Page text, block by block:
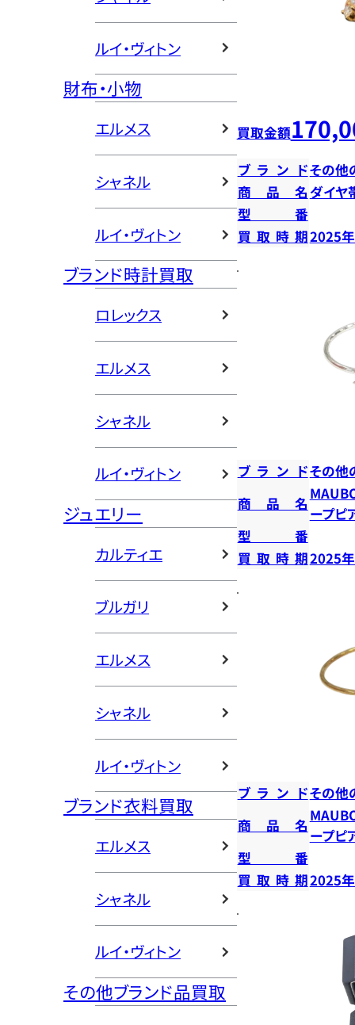
ルイ・ヴィトン
財布・小物
エルメス
シャネル
ルイ・ヴィトン
ブランド時計買取
ロレックス
エルメス
シャネル
ルイ・ヴィトン
ジュエリー
カルティエ
ブルガリ
エルメス
シャネル
ルイ・ヴィトン
ブランド衣料買取
エルメス
シャネル
ルイ・ヴィトン
その他ブランド品買取
買取金額
ブランドその他
商品名ダイヤ
型番
買取時期2025
ブランドその他
商品名
ープピ
型番
買取時期2025
ブランドその他
商品名
ープピ
型番
買取時期2025